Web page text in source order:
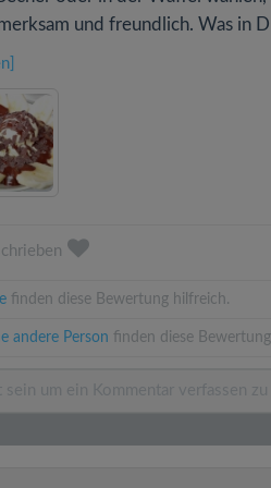
und freundlich. Was in
finden diese Bewertung hilfreich.
andere Person finden diese